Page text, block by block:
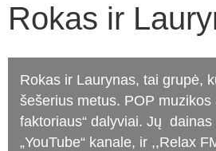
Rokas ir
Rokas ir Laurynas, tai grupė,
šešerius metus. POP muzikos
faktoriaus“ dalyviai. Jų
„YouTube“ kanale, ir ,,Relax